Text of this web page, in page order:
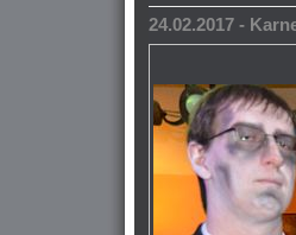
24.02.2017 -